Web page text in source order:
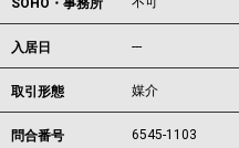
SOHO・事務所
入居日 ---
取引形態 媒介
問合番号 6545-1103